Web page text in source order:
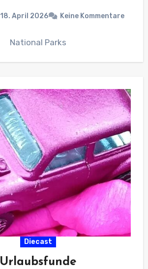
18. April 2026 Keine Kommentare
National Parks
Diecast
Urlaubsfunde